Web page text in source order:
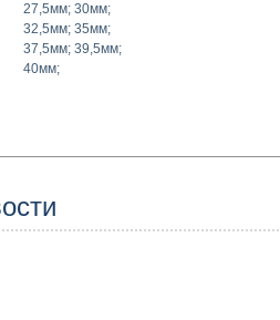
27,5мм; 30мм;
32,5мм; 35мм;
37,5мм; 39,5мм;
40мм;